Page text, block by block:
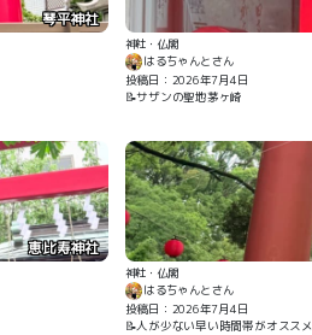
琴平神社
神社・仏閣
はるちゃんとさん
投稿日：2026年7月4日
📝サザンの聖地茅ヶ崎
恵比寿神社
神社・仏閣
はるちゃんとさん
投稿日：2026年7月4日
📝人が少ない早い時間帯がオススメ